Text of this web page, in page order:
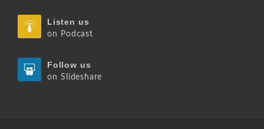
Listen us
on Podcast
Follow us
on Slideshare